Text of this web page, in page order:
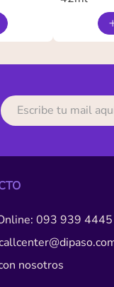
093 939 4445
nosotros